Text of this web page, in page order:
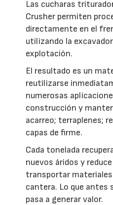
Las cucharas
Crusher permiten
directamente en el
utilizando la
explotación.
El resultado es un
reutilizarse
numerosas
construcción y
acarreo; terraplenes;
capas de firme.
Cada tonelada
nuevos áridos y
transportar materiales
cantera. Lo que antes
pasa a generar valor.